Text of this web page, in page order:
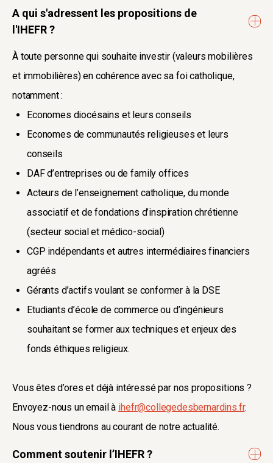
A qui s'adressent les propositions de
l'IHEFR ?
À toute personne qui souhaite investir (valeurs mobilières
et immobilières) en cohérence avec sa foi catholique,
notamment :
Economes diocésains et leurs conseils
Economes de communautés religieuses et leurs
conseils
DAF d’entreprises ou de family offices
Acteurs de l’enseignement catholique, du monde
associatif et de fondations d’inspiration chrétienne
(secteur social et médico-social)
CGP indépendants et autres intermédiaires financiers
agréés
Gérants d’actifs voulant se conformer à la DSE
Etudiants d’école de commerce ou d’ingénieurs
souhaitant se former aux techniques et enjeux des
fonds éthiques religieux.
Vous êtes d’ores et déjà intéressé par nos propositions ?
Envoyez-nous un email à ihefr@collegedesbernardins.fr.
Nous vous tiendrons au courant de notre actualité.
Comment soutenir l’IHEFR ?